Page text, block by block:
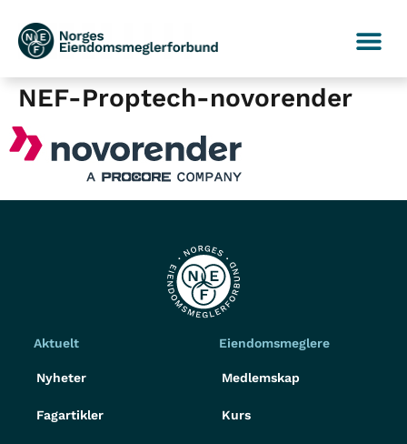
NEF-Proptech-novorender
Aktuelt
Nyheter
Fagartikler
Eiendomsmeglere
Medlemskap
Kurs